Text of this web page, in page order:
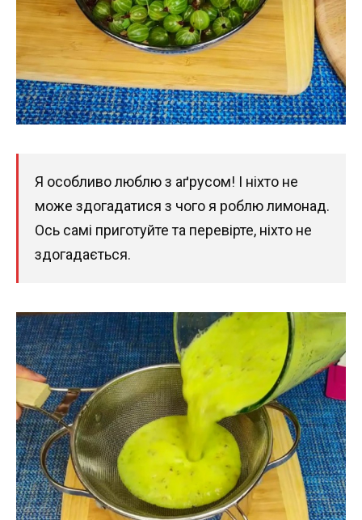
Я особливо люблю з аґрусом! І ніхто не
може здогадатися з чого я роблю лимонад.
Ось самі приготуйте та перевірте, ніхто не
здогадається.